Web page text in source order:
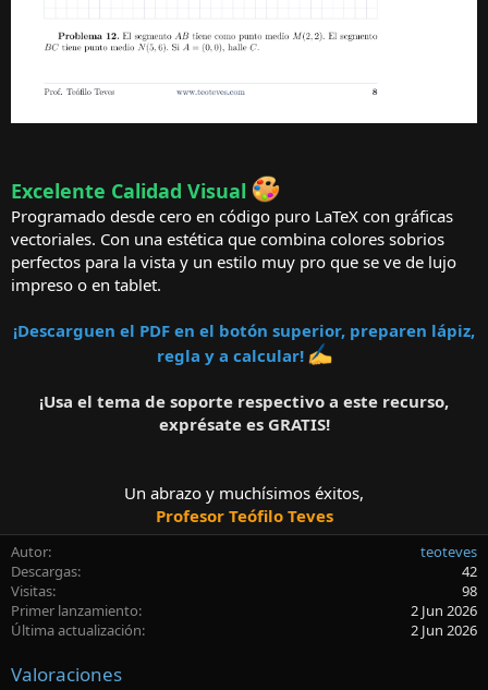
Excelente Calidad Visual
Programado desde cero en código puro LaTeX con gráficas
vectoriales. Con una estética que combina colores sobrios
perfectos para la vista y un estilo muy pro que se ve de lujo
impreso o en tablet.
¡Descarguen el PDF en el botón superior, preparen lápiz,
regla y a calcular!
¡Usa el tema de soporte respectivo a este recurso,
exprésate es GRATIS!
Un abrazo y muchísimos éxitos,
Profesor Teófilo Teves
Autor
teoteves
Descargas
42
Visitas
98
Primer lanzamiento
2 Jun 2026
Última actualización
2 Jun 2026
Valoraciones